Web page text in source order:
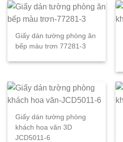
Giấy dán tường phòng ăn
bếp màu trơn 77281-3
Giấy dán tường phòng
khách hoa văn 3D
JCD5011-6